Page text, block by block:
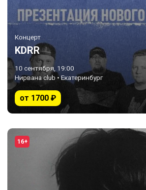
Концерт
KDRR
10 сентября, 19:00
Нирвана club • Екатеринбург
от 1700 ₽
16+